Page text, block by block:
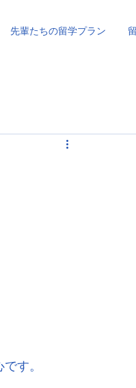
先輩たちの留学プラン
す。